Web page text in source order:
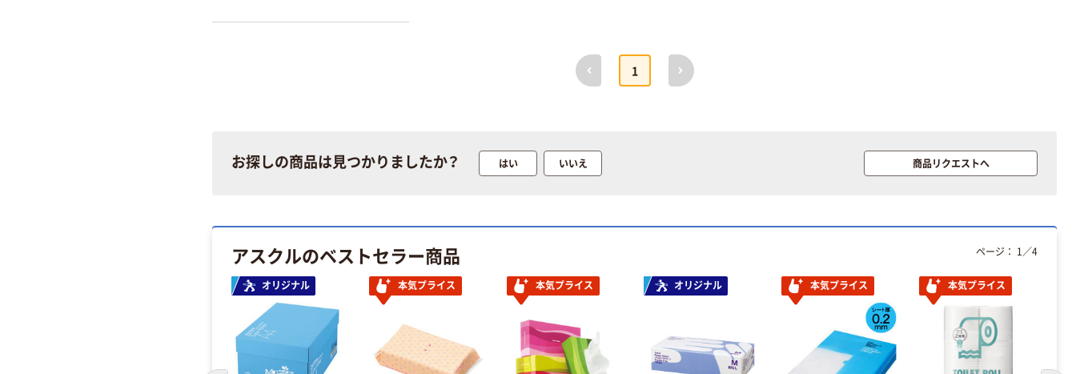
前へ
1
次へ
お探しの商品は見つかりましたか？ はい いいえ 商品リクエストへ
アスクルのベストセラー商品
オリジナル 本気プライス 本気プライス オリジナル 本気プライス 本気プライス
ページ： 1 ／4